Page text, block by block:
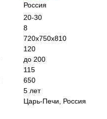
Россия
20-30
8
720x750x810
120
до 200
115
650
5 лет
Царь-Печи, Россия